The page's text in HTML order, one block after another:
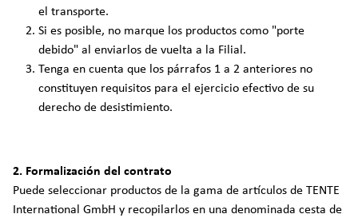
el transporte.
Si es posible, no marque los productos como "porte
debido" al enviarlos de vuelta a la Filial.
Tenga en cuenta que los párrafos 1 a 2 anteriores no
constituyen requisitos para el ejercicio efectivo de su
derecho de desistimiento.
2. Formalización del contrato
Puede seleccionar productos de la gama de artículos de TENTE
International GmbH y recopilarlos en una denominada cesta de